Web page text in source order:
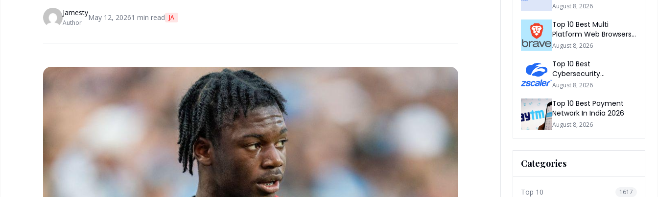
Jamesty
Author
May 12, 20261 min read JA
August 8, 2026
Top 10 Best Multi
Platform Web Browsers
In The world 2026
August 8, 2026
Top 10 Best
Cybersecurity
Companies In America
August 8, 2026
Top 10 Best Payment
Network In India 2026
August 8, 2026
Categories
Top 10 1617